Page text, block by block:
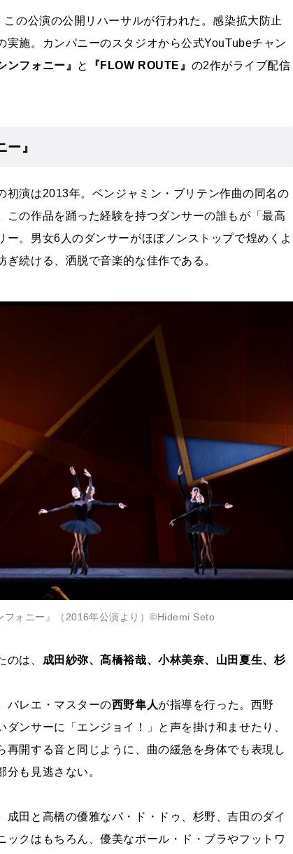
この公演の公開リハーサルが行われた。感染拡大防止
実施。カンパニーのスタジオから公式YouTubeチャン
ンフォニー』 と 『FLOW ROUTE』 の2作がライブ配信
』
初演は2013年。 ベンジャミン・ブリテン作曲の同名の
この作品を踊った経験を持つダンサーの誰もが「最高
ー。男女6人のダンサーがほぼノンストップで煌めくよ
ぎ続ける、洒脱で音楽的な佳作である 。
フォニー』（2016年公演より）©️Hidemi Seto
のは、 成田紗弥、髙橋裕哉、小林美奈、山田夏生、杉
バレエ・マスターの西野隼人が指導を行った。西野
ダンサーに「エンジョイ！」と声を掛け和ませたり、
再開する音と同じように、曲の緩急を身体でも表現し
も見逃さない。
成田と高橋の優雅なパ・ド・ドゥ、杉野、吉田のダイ
ック はもちろん、優美なポール・ド・ブラやフットワ